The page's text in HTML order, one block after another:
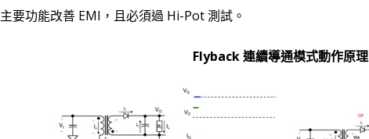
主要功能改善 EMI，且必須過 Hi-Pot 測試。
Flyback 連續導通模式動作原理